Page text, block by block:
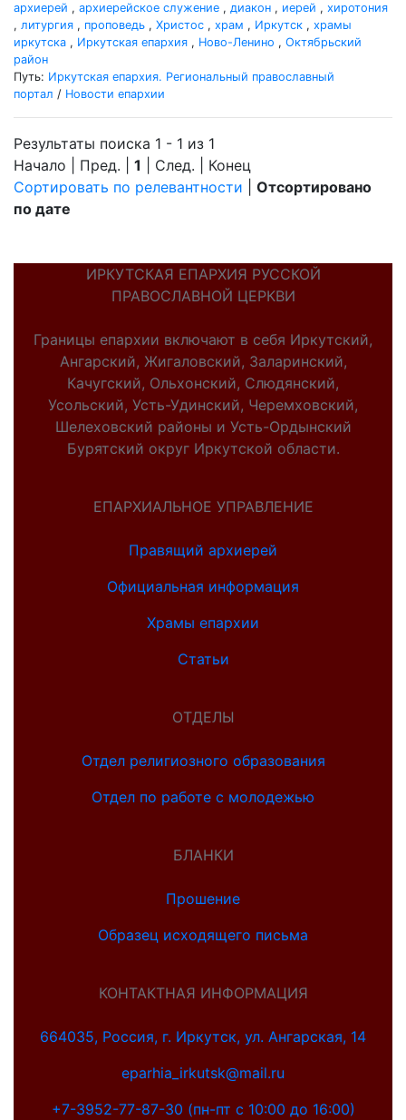
архиерей , архиерейское служение , диакон , иерей , хиротония
, литургия , проповедь , Христос , храм , Иркутск , храмы
иркутска , Иркутская епархия , Ново-Ленино , Октябрьский
район
Путь: Иркутская епархия. Региональный православный
портал / Новости епархии
Результаты поиска 1 - 1 из 1
Начало | Пред. | 1 | След. | Конец
Сортировать по релевантности
Отсортировано
по дате
ИРКУТСКАЯ ЕПАРХИЯ РУССКОЙ
ПРАВОСЛАВНОЙ ЦЕРКВИ
Границы епархии включают в себя Иркутский,
Ангарский, Жигаловский, Заларинский,
Качугский, Ольхонский, Слюдянский,
Усольский, Усть-Удинский, Черемховский,
Шелеховский районы и Усть-Ордынский
Бурятский округ Иркутской области.
ЕПАРХИАЛЬНОЕ УПРАВЛЕНИЕ
Правящий архиерей
Официальная информация
Храмы епархии
Статьи
ОТДЕЛЫ
Отдел религиозного образования
Отдел по работе с молодежью
БЛАНКИ
Прошение
Образец исходящего письма
КОНТАКТНАЯ ИНФОРМАЦИЯ
664035, Россия, г. Иркутск, ул. Ангарская, 14
eparhia_irkutsk@mail.ru
+7-3952-77-87-30 (пн-пт с 10:00 до 16:00)